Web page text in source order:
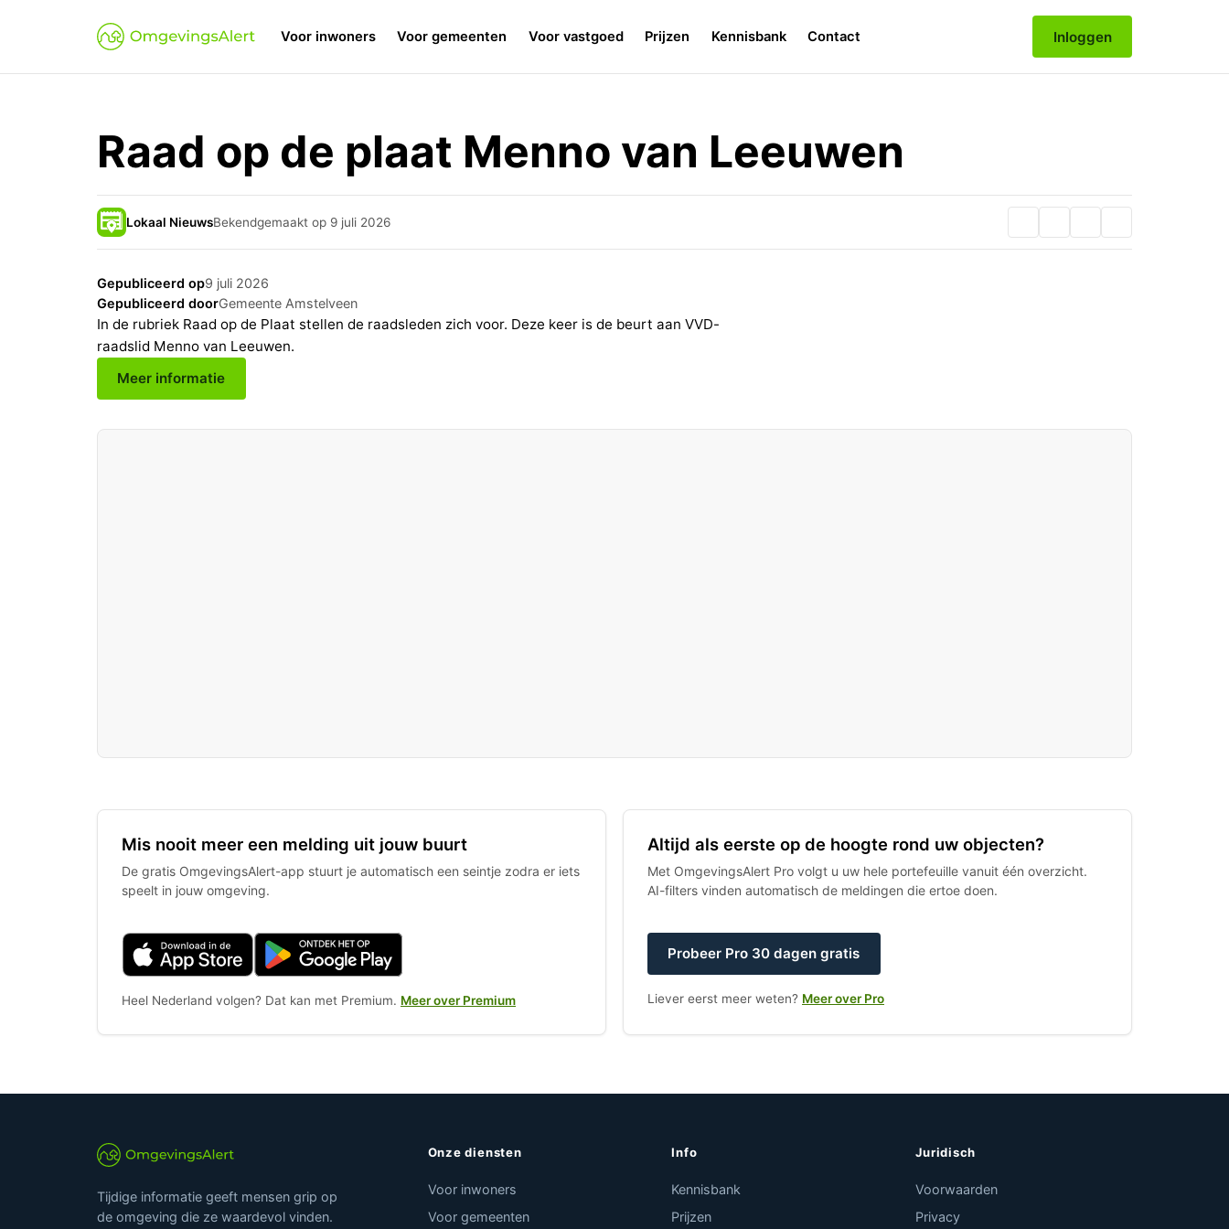
Voor inwoners Voor gemeenten Voor vastgoed Prijzen Kennisbank Contact Inloggen
Raad op de plaat Menno van Leeuwen
Lokaal NieuwsBekendgemaakt op 9 juli 2026
Gepubliceerd op9 juli 2026
Gepubliceerd doorGemeente Amstelveen
In de rubriek Raad op de Plaat stellen de raadsleden zich voor. Deze keer is de beurt aan VVD-
raadslid Menno van Leeuwen.
Meer informatie
Mis nooit meer een melding uit jouw buurt
De gratis OmgevingsAlert-app stuurt je automatisch een seintje zodra er iets
speelt in jouw omgeving.
Heel Nederland volgen? Dat kan met Premium. Meer over Premium
Altijd als eerste op de hoogte rond uw objecten?
Met OmgevingsAlert Pro volgt u uw hele portefeuille vanuit één overzicht.
AI-filters vinden automatisch de meldingen die ertoe doen.
Probeer Pro 30 dagen gratis
Liever eerst meer weten? Meer over Pro
Tijdige informatie geeft mensen grip op
de omgeving die ze waardevol vinden.
Onze diensten
Voor inwoners
Voor gemeenten
Info
Kennisbank
Prijzen
Juridisch
Voorwaarden
Privacy